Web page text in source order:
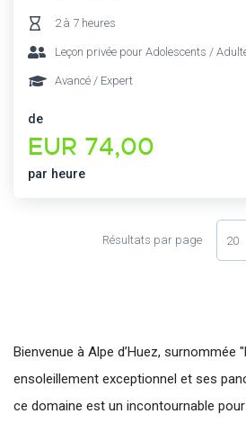
2 à 7 heures
Leçon privée pour Adolescents /
Avancé / Expert
de
EUR 74,00
par heure
Résultats par page 20
Bienvenue à Alpe d’Huez, surnommée
ensoleillement exceptionnel et ses
ce domaine est un incontournable